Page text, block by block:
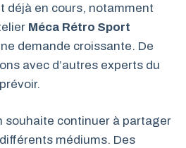
déjà en cours, notamment
Méca Rétro Sport
demande croissante. De
avec d’autres experts du
souhaite continuer à partager
médiums. Des